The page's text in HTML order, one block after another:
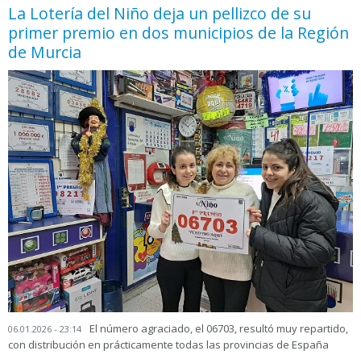
La Lotería del Niño deja un pellizco de su
primer premio en dos municipios de la Región
de Murcia
06.01.2026 - 23:14
El número agraciado, el 06703, resultó muy repartido,
con distribución en prácticamente todas las provincias de España